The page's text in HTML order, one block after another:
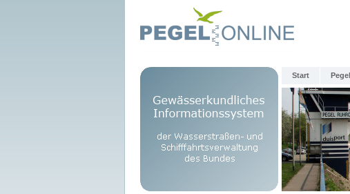
Start